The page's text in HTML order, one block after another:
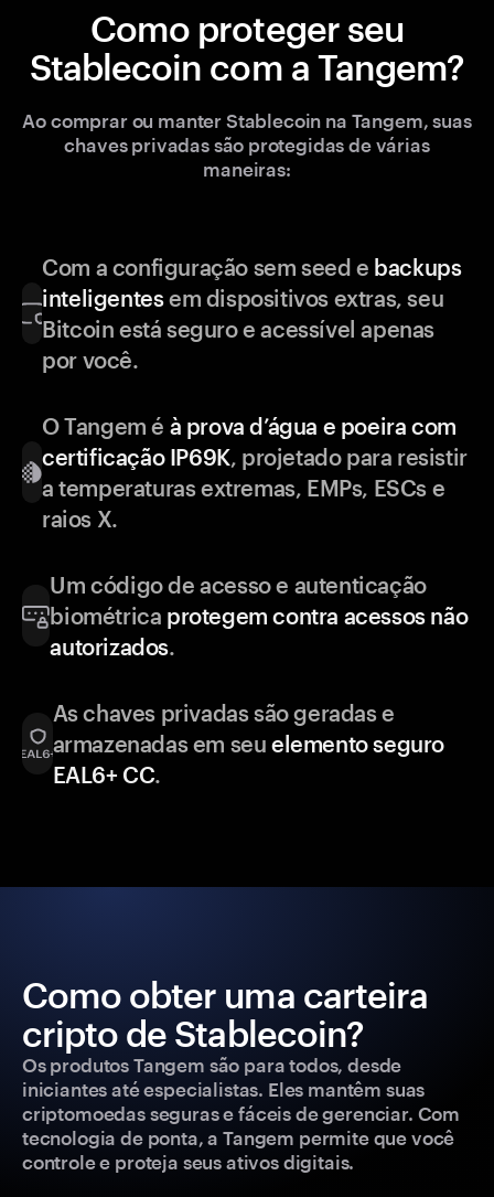
Como proteger seu
Stablecoin com a Tangem?
Ao comprar ou manter Stablecoin na Tangem, suas
chaves privadas são protegidas de várias
maneiras:
Com a configuração sem seed e backups
inteligentesem dispositivos extras, seu
Bitcoin está seguro e acessível apenas
por você.
O Tangem é à prova d’água e poeira com
certificação IP69K, projetado para resistir
a temperaturas extremas, EMPs, ESCs e
raios X.
Um código de acesso e autenticação
biométrica protegem contra acessos não
autorizados.
As chaves privadas são geradas e
armazenadas em seu elemento seguro
EAL6+ CC.
Como obter uma carteira
cripto de Stablecoin?
Os produtos Tangem são para todos, desde
iniciantes até especialistas. Eles mantêm suas
criptomoedas seguras e fáceis de gerenciar. Com
tecnologia de ponta, a Tangem permite que você
controle e proteja seus ativos digitais.